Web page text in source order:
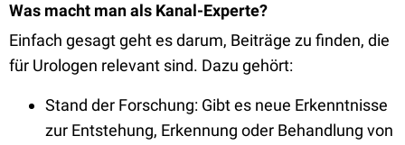
Was macht man als Kanal-Experte?
Einfach gesagt geht es darum, Beiträge zu finden, die
für Urologen relevant sind. Dazu gehört:
Stand der Forschung: Gibt es neue Erkenntnisse
zur Entstehung, Erkennung oder Behandlung von